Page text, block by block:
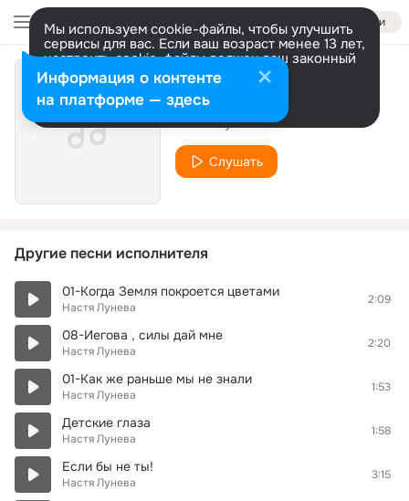
Войти
Мы используем cookie-файлы, чтобы улучшить
сервисы для вас. Если ваш возраст менее 13 лет,
настроить cookie-файлы должен ваш законный
представитель. Больше информации
Разрешить все Настроить
13-Если бы не ты.
Настя Лунева
Слушать
Другие песни исполнителя
01-Когда Земля покроется цветами
Настя Лунева
2:09
08-Иегова , силы дай мне
Настя Лунева
2:20
01-Как же раньше мы не знали
Настя Лунева
1:53
Детские глаза
Настя Лунева
1:58
Если бы не ты!
Настя Лунева
3:15
Информация о контенте
на платформе — здесь